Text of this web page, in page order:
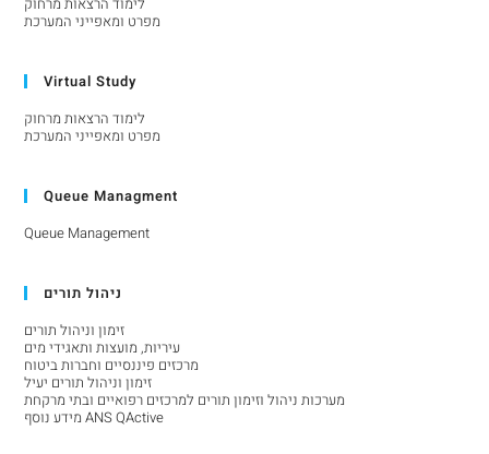
מפרט ומאפייני המערכת
Virtual Study
לימוד הרצאות מרחוק
מפרט ומאפייני המערכת
Queue Managment
Queue Management
ניהול תורים
זימון וניהול תורים
עיריות, מועצות ותאגידי מים
מרכזים פיננסיים וחברות ביטוח
זימון וניהול תורים יעיל
מערכות ניהול וזימון תורים למרכזים רפואיים ובתי מרקחת
מידע נוסף ANS QActive